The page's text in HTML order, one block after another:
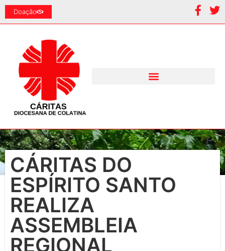
Doação
CÁRITAS DO
ESPÍRITO SANTO
REALIZA
ASSEMBLEIA
REGIONAL